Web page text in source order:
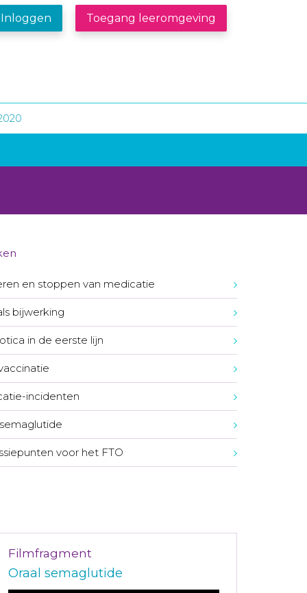
Inloggen Toegang leeromgeving
en stoppen van medicatie
bijwerking
in de eerste lijn
incidenten
voor het FTO
Filmfragment
Oraal semaglutide